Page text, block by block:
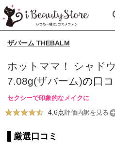
ザバーム THEBALM
ホットママ！ シャド
7.08g(ザバーム)の口コ
セクシーで印象的なメイクに
4.6点評価内訳を見る
厳選口コミ